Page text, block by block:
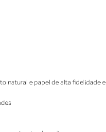
natural e papel de alta fidelidade e